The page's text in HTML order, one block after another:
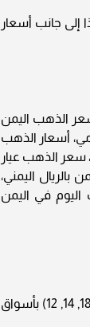
الجمهورية اليمنية، وكذا إلى جانب أسعار
الذهب اليمن
يومي، أسعار الذهب
في اليمن، سعر الذهب عيار 21 اليمن، سعر الذهب عيار 24 اليمن، سعر الذهب عيار
اليمني،
في اليمن
عيار (24, 22, 21، 18, 14, 12) بأسواق